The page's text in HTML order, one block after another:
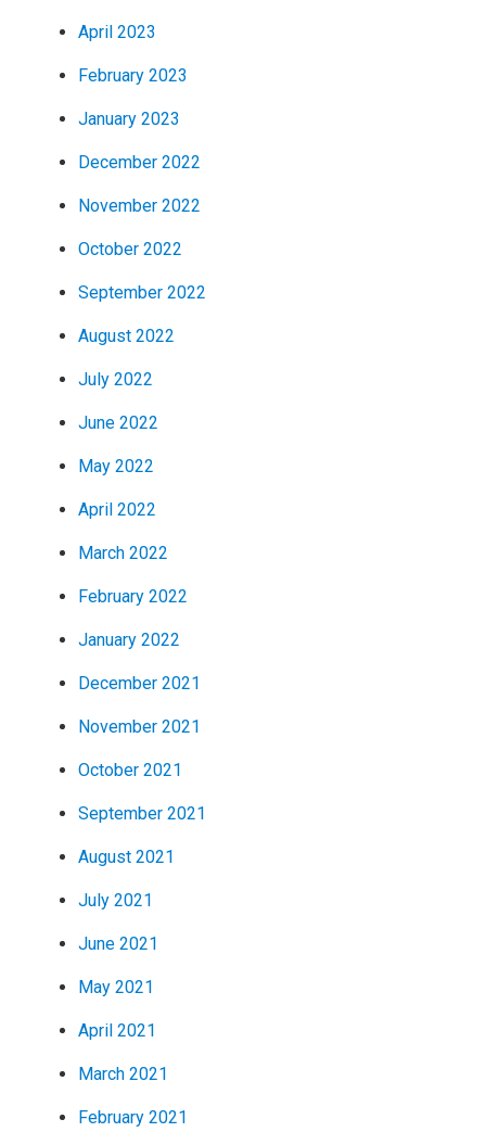
April 2023
February 2023
January 2023
December 2022
November 2022
October 2022
September 2022
August 2022
July 2022
June 2022
May 2022
April 2022
March 2022
February 2022
January 2022
December 2021
November 2021
October 2021
September 2021
August 2021
July 2021
June 2021
May 2021
April 2021
March 2021
February 2021